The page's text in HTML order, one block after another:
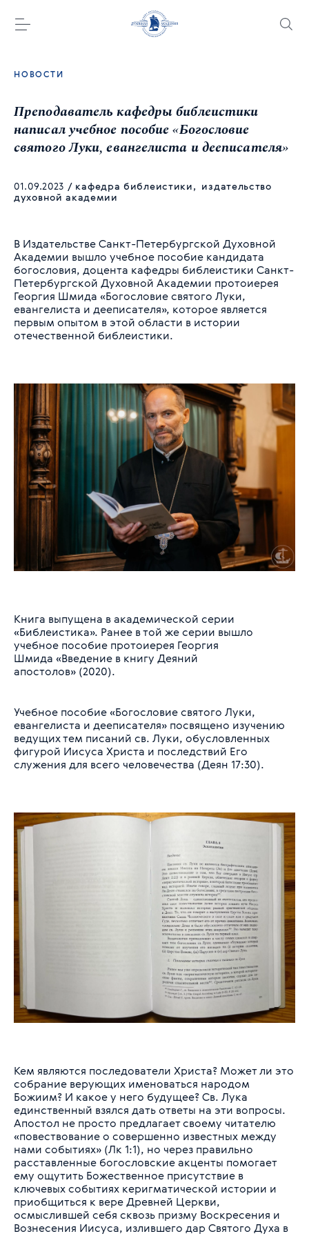
НОВОСТИ
Преподаватель кафедры библеистики
написал учебное пособие «Богословие
святого Луки, евангелиста и дееписателя»
01.09.2023 / кафедра библеистики, издательство
духовной академии
В Издательстве Санкт-Петербургской Духовной
Академии вышло учебное пособие кандидата
богословия, доцента кафедры библеистики Санкт-
Петербургской Духовной Академии протоиерея
Георгия Шмида «Богословие святого Луки,
евангелиста и дееписателя», которое является
первым опытом в этой области в истории
отечественной библеистики.
Книга выпущена в академической серии
«Библеистика». Ранее в той же серии вышло
учебное пособие протоиерея Георгия
Шмида «Введение в книгу Деяний
апостолов» (2020).
Учебное пособие «Богословие святого Луки,
евангелиста и дееписателя» посвящено изучению
ведущих тем писаний св. Луки, обусловленных
фигурой Иисуса Христа и последствий Его
служения для всего человечества (Деян 17:30).
Кем являются последователи Христа? Может ли это
собрание верующих именоваться народом
Божиим? И какое у него будущее? Св. Лука
единственный взялся дать ответы на эти вопросы.
Апостол не просто предлагает своему читателю
«повествование о совершенно известных между
нами событиях» (Лк 1:1), но через правильно
расставленные богословские акценты помогает
ему ощутить Божественное присутствие в
ключевых событиях керигматической истории и
приобщиться к вере Древней Церкви,
осмыслившей себя сквозь призму Воскресения и
Вознесения Иисуса, излившего дар Святого Духа в